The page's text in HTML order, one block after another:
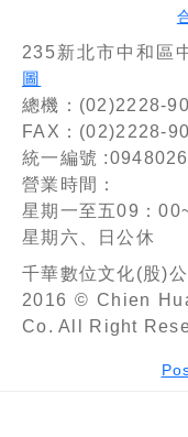
235新北市中和區
圖
總機：(02)2228-
FAX：(02)2228-
統一編號
營業時間：
星期一至五09：
星期六、日公休
千華數位文化(股)
2016 © Chien
Co. All Right